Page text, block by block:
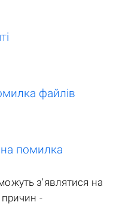
файлів
помилка
з'являтися на
причин -